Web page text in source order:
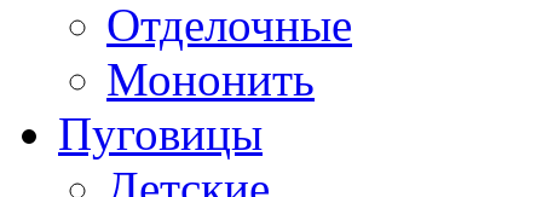
Отделочные
Мононить
Пуговицы